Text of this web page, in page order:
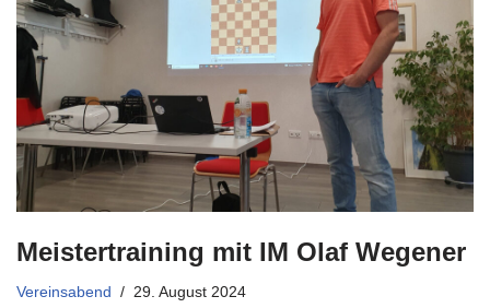
Meistertraining mit IM Olaf Wegener
Vereinsabend 29. August 2024